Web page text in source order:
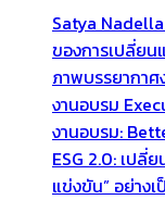
Satya
ของการเปลี่ยน
ภาพบรรยากา
งานอบรม
งานอบรม:
ESG 2.0: เปลี่
แข่งขัน” อย่าง